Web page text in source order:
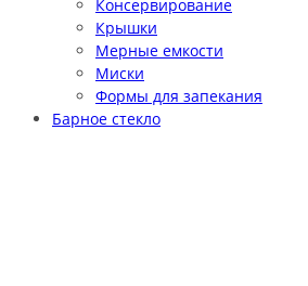
Консервирование
Крышки
Мерные емкости
Миски
Формы для запекания
Барное стекло